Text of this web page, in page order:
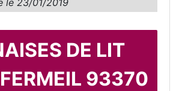
DE LIT
93370